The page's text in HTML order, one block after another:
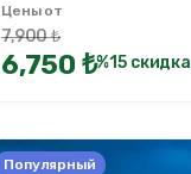
Цены от
7,900 ₺
6,750 ₺%15 скидка
Популярный